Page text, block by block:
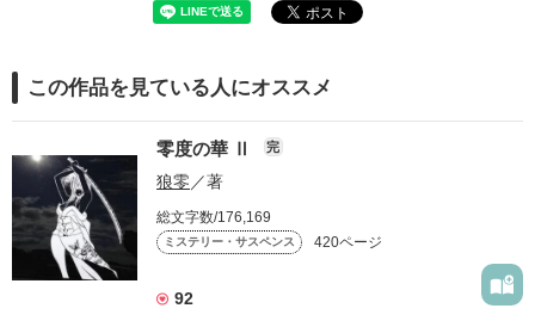
この作品を見ている人にオススメ
零度の華 Ⅱ 完
狼零／著
総文字数/176,169
ミステリー・サスペンス 420ページ
92